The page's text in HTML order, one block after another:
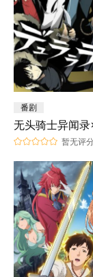
番剧
无头骑士异闻
暂无评